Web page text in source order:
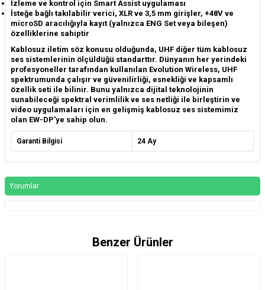
İzleme ve kontrol için Smart Assist uygulaması
İsteğe bağlı takılabilir verici, XLR ve 3,5 mm girişler, +48V ve
microSD aracılığıyla kayıt (yalnızca ENG Set veya bileşen)
özelliklerine sahiptir
Kablosuz iletim söz konusu olduğunda, UHF diğer tüm kablosuz
ses sistemlerinin ölçüldüğü standarttır. Dünyanın her yerindeki
profesyoneller tarafından kullanılan Evolution Wireless, UHF
spektrumunda çalışır ve güvenilirliği, esnekliği ve kapsamlı
özellik seti ile bilinir. Bunu yalnızca dijital teknolojinin
sunabileceği spektral verimlilik ve ses netliği ile birleştirin ve
video uygulamaları için en gelişmiş kablosuz ses sistemimiz
olan EW-DP'ye sahip olun.
Garanti Bilgisi 24 Ay
Yorumlar
Benzer Ürünler